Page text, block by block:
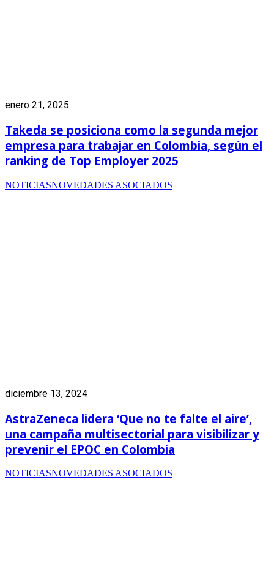
enero 21, 2025
Takeda se posiciona como la segunda mejor
empresa para trabajar en Colombia, según el
ranking de Top Employer 2025
NOTICIASNOVEDADES ASOCIADOS
diciembre 13, 2024
AstraZeneca lidera ‘Que no te falte el aire’,
una campaña multisectorial para visibilizar y
prevenir el EPOC en Colombia
NOTICIASNOVEDADES ASOCIADOS